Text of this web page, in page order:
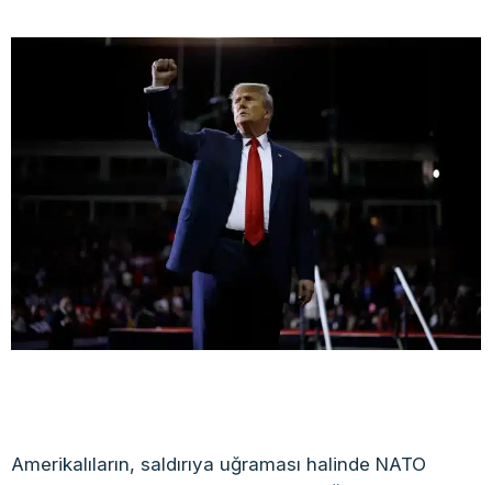
Amerikalıların, saldırıya uğraması halinde NATO